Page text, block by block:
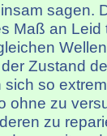
sagen.
Maß an Leid
Zustand
so
ohne zu
zu